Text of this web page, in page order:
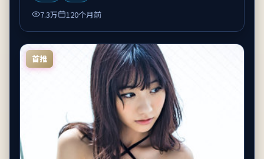
7.3万
120个月前
首推